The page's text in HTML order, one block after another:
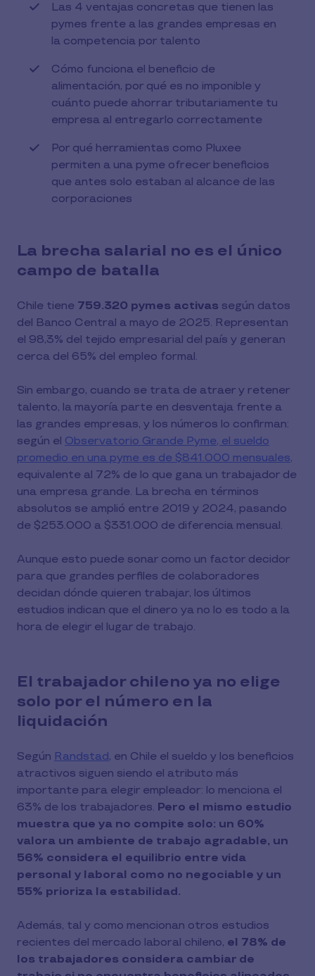
Las 4 ventajas concretas que tienen las
pymes frente a las grandes empresas en
la competencia por talento
Cómo funciona el beneficio de
alimentación, por qué es no imponible y
cuánto puede ahorrar tributariamente tu
empresa al entregarlo correctamente
Por qué herramientas como Pluxee
permiten a una pyme ofrecer beneficios
que antes solo estaban al alcance de las
corporaciones
La brecha salarial no es el único
campo de batalla
Chile tiene 759.320 pymes activas según datos
del Banco Central a mayo de 2025. Representan
el 98,3% del tejido empresarial del país y generan
cerca del 65% del empleo formal.
Sin embargo, cuando se trata de atraer y retener
talento, la mayoría parte en desventaja frente a
las grandes empresas, y los números lo confirman:
según el Observatorio Grande Pyme, el sueldo
promedio en una pyme es de $841.000 mensuales,
equivalente al 72% de lo que gana un trabajador de
una empresa grande. La brecha en términos
absolutos se amplió entre 2019 y 2024, pasando
de $253.000 a $331.000 de diferencia mensual.
Aunque esto puede sonar como un factor decidor
para que grandes perfiles de colaboradores
decidan dónde quieren trabajar, los últimos
estudios indican que el dinero ya no lo es todo a la
hora de elegir el lugar de trabajo.
El trabajador chileno ya no elige
solo por el número en la
liquidación
Según Randstad, en Chile el sueldo y los beneficios
atractivos siguen siendo el atributo más
importante para elegir empleador: lo menciona el
63% de los trabajadores. Pero el mismo estudio
muestra que ya no compite solo: un 60%
valora un ambiente de trabajo agradable, un
56% considera el equilibrio entre vida
personal y laboral como no negociable y un
55% prioriza la estabilidad.
Además, tal y como mencionan otros estudios
recientes del mercado laboral chileno, el 78% de
los trabajadores considera cambiar de